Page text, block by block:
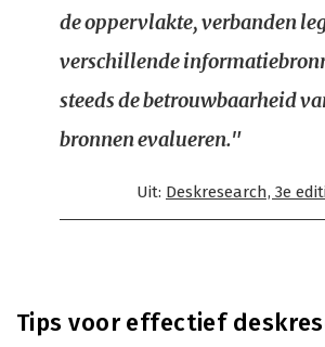
de oppervlakte, verbanden
verschillende
steeds de betrouwbaarheid
bronnen evalueren."
Uit: Deskresearch, 3e
Tips voor effectief